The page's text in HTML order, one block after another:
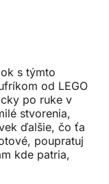
s týmto
od LEGO
po ruke v
stvorenia,
ďalšie, čo ťa
poupratuj
kde patria,